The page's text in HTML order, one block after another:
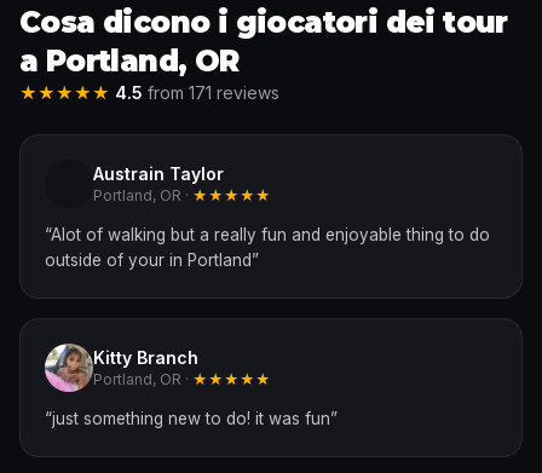
Cosa dicono i giocatori dei tour
a Portland, OR
★★★★★ 4.5 from 171 reviews
Austrain Taylor
Portland, OR · ★★★★★
“Alot of walking but a really fun and enjoyable thing to do
outside of your in Portland”
Kitty Branch
Portland, OR · ★★★★★
“just something new to do! it was fun”